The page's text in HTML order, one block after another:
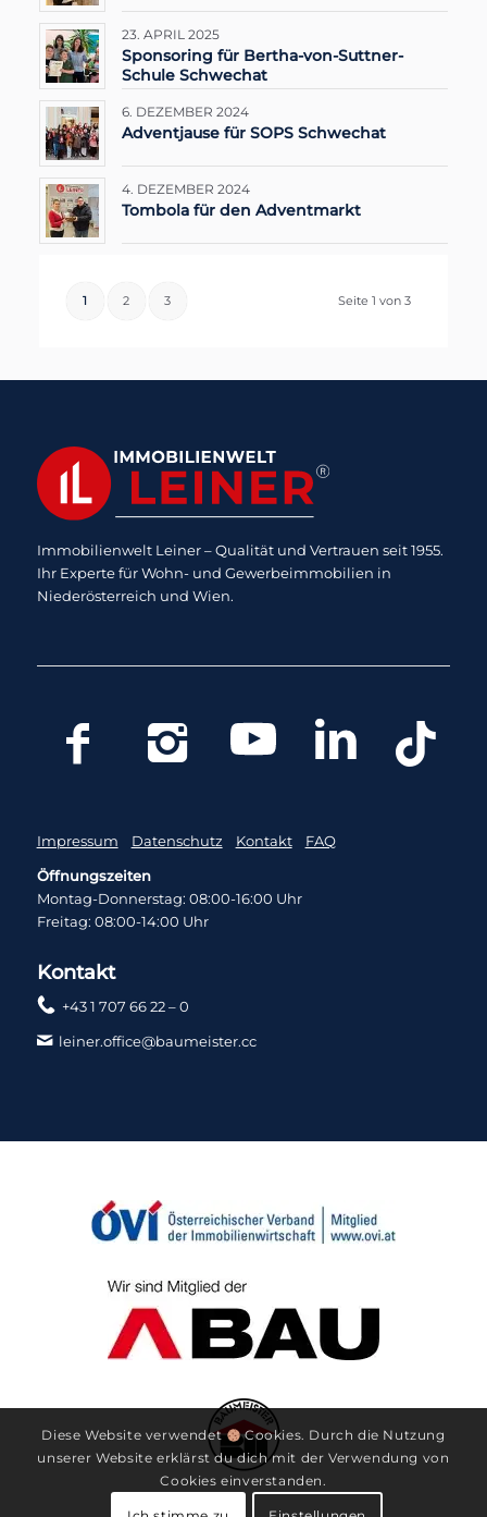
23. APRIL 2025
Sponsoring für Bertha-von-Suttner-
Schule Schwechat
6. DEZEMBER 2024
Adventjause für SOPS Schwechat
4. DEZEMBER 2024
Tombola für den Adventmarkt
Seite 1 von 3
1 2 3
Immobilienwelt Leiner – Qualität und Vertrauen seit 1955.
Ihr Experte für Wohn- und Gewerbeimmobilien in
Niederösterreich und Wien.
Impressum Datenschutz Kontakt FAQ
Öffnungszeiten
Montag-Donnerstag: 08:00-16:00 Uhr
Freitag: 08:00-14:00 Uhr
Kontakt
+43 1 707 66 22 – 0
leiner.office@baumeister.cc
Diese Website verwendet
Cookies. Durch die Nutzung
unserer Website erklärst du dich mit der Verwendung von
Cookies einverstanden.